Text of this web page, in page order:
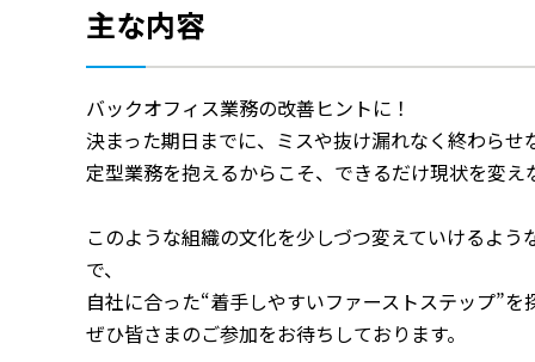
主な内容
バックオフィス業務の改善ヒントに！
決まった期日までに、ミスや抜け漏れなく終わら
定型業務を抱えるからこそ、できるだけ現状を変
このような組織の文化を少しづつ変えていけるよ
で、
自社に合った“着手しやすいファーストステップ”
ぜひ皆さまのご参加をお待ちしております。